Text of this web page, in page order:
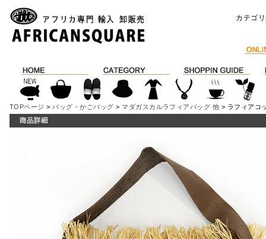
カテゴ
TOPページ > バッグ・かごバッグ > マダガスカルラフィアバッグ 他 > ラフィアコ